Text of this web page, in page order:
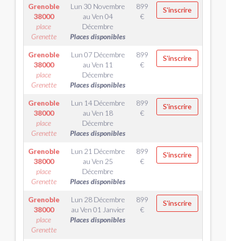
Grenoble
38000
place
Grenette
Lun 30 Novembre
au Ven 04
Décembre
Places disponibles
899
€
S'inscrire
Grenoble
38000
place
Grenette
Lun 07 Décembre
au Ven 11
Décembre
Places disponibles
899
€
S'inscrire
Grenoble
38000
place
Grenette
Lun 14 Décembre
au Ven 18
Décembre
Places disponibles
899
€
S'inscrire
Grenoble
38000
place
Grenette
Lun 21 Décembre
au Ven 25
Décembre
Places disponibles
899
€
S'inscrire
Grenoble
38000
place
Grenette
Lun 28 Décembre
au Ven 01 Janvier
Places disponibles
899
€
S'inscrire